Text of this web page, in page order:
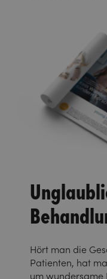
Hört man die
Patienten, hat
um wundersame